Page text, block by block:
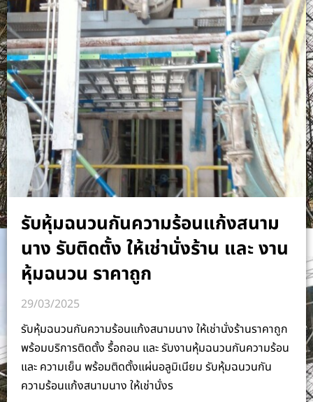
รับหุ้มฉนวนกันความร้อนแก้งสนาม
นาง รับติดตั้ง ให้เช่านั่งร้าน และ งาน
หุ้มฉนวน ราคาถูก
29/03/2025
รับหุ้มฉนวนกันความร้อนแก้งสนามนาง ให้เช่านั่งร้านราคาถูก
พร้อมบริการติดตั้ง รื้อถอน และ รับงานหุ้มฉนวนกันความร้อน
และ ความเย็น พร้อมติดตั้งแผ่นอลูมิเนียม รับหุ้มฉนวนกัน
ความร้อนแก้งสนามนาง ให้เช่านั่งร